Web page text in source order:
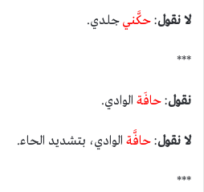
لا نقول: حكَّني جلدي.
***
نقول: حافَة الوادي.
لا نقول: حافَّة الوادي، بتشديد الحاء.
***